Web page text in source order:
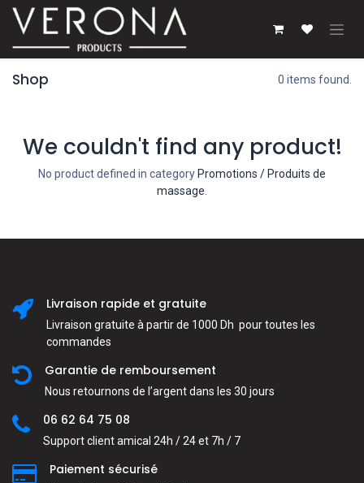
Se rendre au contenu
Shop 0 items found.
We couldn't find any product!
No product defined in category Promotions / Produits de
massage
Livraison rapide et gratuite
Livraison gratuite à partir de 1000 Dh pour toutes les
commandes
Garantie de remboursement
Nous retournons de l’argent dans les 30 jours
06 62 64 75 08
Support client amical 24h / 24 et 7h / 7
Paiement sécurisé